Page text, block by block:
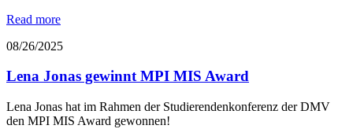
Read more
08/26/2025
Lena Jonas gewinnt MPI MIS Award
Lena Jonas hat im Rahmen der Studierendenkonferenz der DMV
den MPI MIS Award gewonnen!